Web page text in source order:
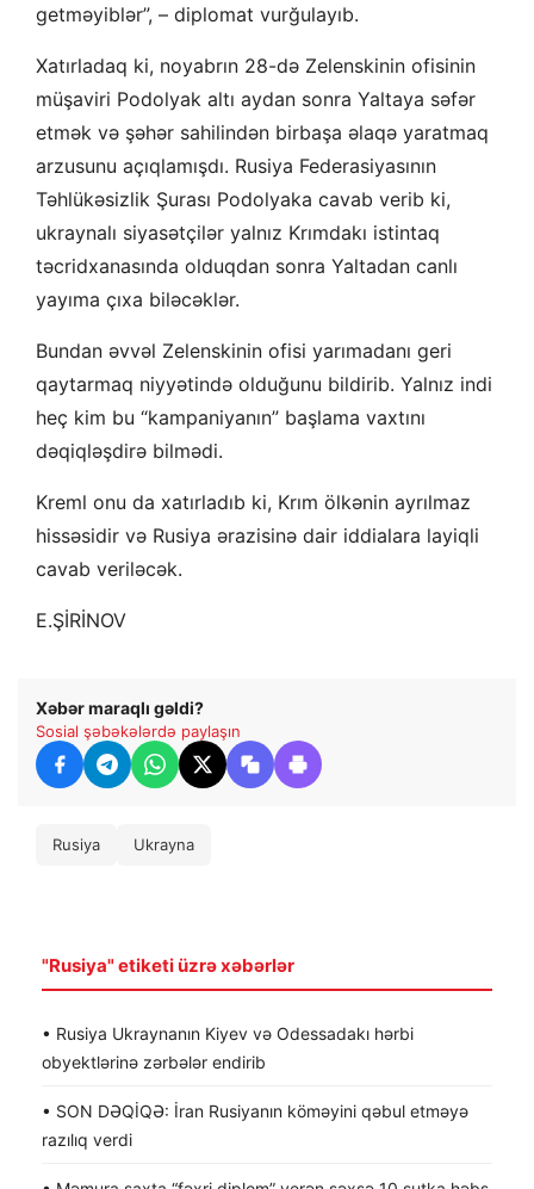
getməyiblər”, – diplomat vurğulayıb.
Xatırladaq ki, noyabrın 28-də Zelenskinin ofisinin
müşaviri Podolyak altı aydan sonra Yaltaya səfər
etmək və şəhər sahilindən birbaşa əlaqə yaratmaq
arzusunu açıqlamışdı. Rusiya Federasiyasının
Təhlükəsizlik Şurası Podolyaka cavab verib ki,
ukraynalı siyasətçilər yalnız Krımdakı istintaq
təcridxanasında olduqdan sonra Yaltadan canlı
yayıma çıxa biləcəklər.
Bundan əvvəl Zelenskinin ofisi yarımadanı geri
qaytarmaq niyyətində olduğunu bildirib. Yalnız indi
heç kim bu “kampaniyanın” başlama vaxtını
dəqiqləşdirə bilmədi.
Kreml onu da xatırladıb ki, Krım ölkənin ayrılmaz
hissəsidir və Rusiya ərazisinə dair iddialara layiqli
cavab veriləcək.
E.ŞİRİNOV
Xəbər maraqlı gəldi?
Sosial şəbəkələrdə paylaşın
Rusiya Ukrayna
"Rusiya" etiketi üzrə xəbərlər
• Rusiya Ukraynanın Kiyev və Odessadakı hərbi
obyektlərinə zərbələr endirib
• SON DƏQİQƏ: İran Rusiyanın köməyini qəbul etməyə
razılıq verdi